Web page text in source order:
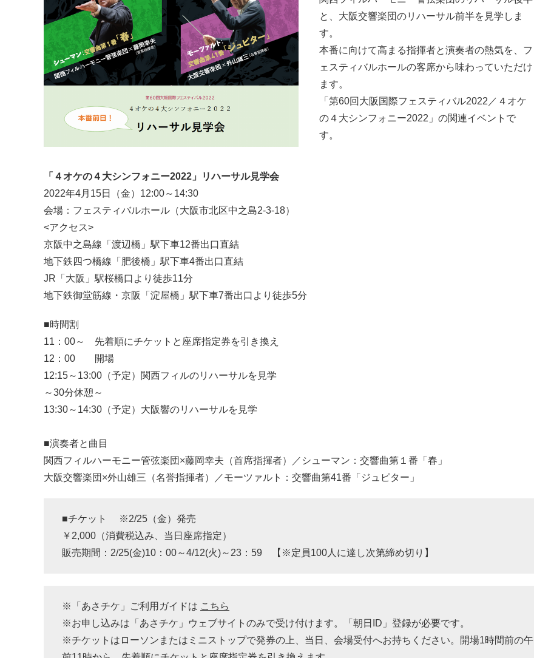
と、大阪交響楽団のリハーサル前半を見学しま
す。
本番に向けて高まる指揮者と演奏者の熱気を、フ
ェスティバルホールの客席から味わっていただけ
ます。
「第60回大阪国際フェスティバル2022／４オケ
の４大シンフォニー2022」の関連イベントで
す。
「４オケの４大シンフォニー2022」リハーサル見学会
2022年4月15日（金）12:00～14:30
会場：フェスティバルホール（大阪市北区中之島2-3-18）
<アクセス>
京阪中之島線「渡辺橋」駅下車12番出口直結
地下鉄四つ橋線「肥後橋」駅下車4番出口直結
JR「大阪」駅桜橋口より徒歩11分
地下鉄御堂筋線・京阪「淀屋橋」駅下車7番出口より徒歩5分
■時間割
11：00～ 先着順にチケットと座席指定券を引き換え
12：00 開場
12:15～13:00（予定）関西フィルのリハーサルを見学
～30分休憩～
13:30～14:30（予定）大阪響のリハーサルを見学
■演奏者と曲目
関西フィルハーモニー管弦楽団×藤岡幸夫（首席指揮者）／シューマン：交響曲第１番「春」
大阪交響楽団×外山雄三（名誉指揮者）／モーツァルト：交響曲第41番「ジュピター」
■チケット ※2/25（金）発売
￥2,000（消費税込み、当日座席指定）
販売期間：2/25(金)10：00～4/12(火)～23：59 【※定員100人に達し次第締め切り】
※「あさチケ」ご利用ガイドは こちら
※お申し込みは「あさチケ」ウェブサイトのみで受け付けます。「朝日ID」登録が必要です。
※チケットはローソンまたはミニストップで発券の上、当日、会場受付へお持ちください。開場1時間前の午